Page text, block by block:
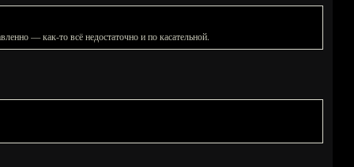
— как-то всё недостаточно и по касательной.